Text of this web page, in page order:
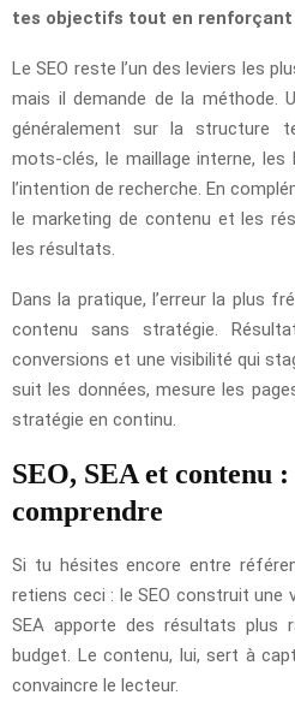
tes objectifs tout en
Le SEO reste l’un des leviers les
mais il demande de la méthode.
généralement sur la structure
mots-clés, le maillage interne,
l’intention de recherche. En
le marketing de contenu et les
les résultats.
Dans la pratique, l’erreur la plus
contenu sans stratégie.
conversions et une visibilité qui
suit les données, mesure les
stratégie en continu.
SEO, SEA et contenu
comprendre
Si tu hésites encore entre
retiens ceci : le SEO construit une
SEA apporte des résultats plus
budget. Le contenu, lui, sert à
convaincre le lecteur.